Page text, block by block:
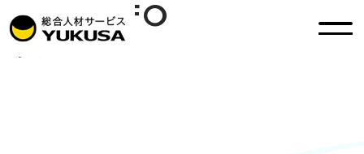
JOB INFO